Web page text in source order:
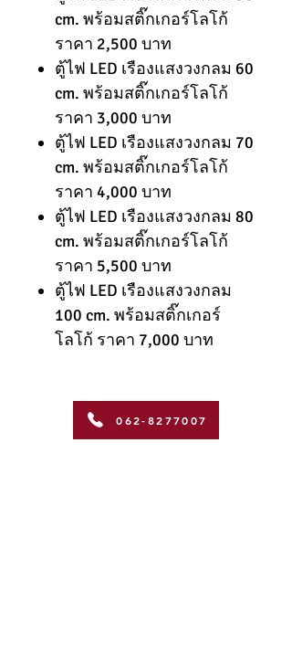
cm. พร้อมสติ๊กเกอร์โลโก้
ราคา 2,500 บาท
ตู้ไฟ LED เรืองแสงวงกลม 60
cm. พร้อมสติ๊กเกอร์โลโก้
ราคา 3,000 บาท
ตู้ไฟ LED เรืองแสงวงกลม 70
cm. พร้อมสติ๊กเกอร์โลโก้
ราคา 4,000 บาท
ตู้ไฟ LED เรืองแสงวงกลม 80
cm. พร้อมสติ๊กเกอร์โลโก้
ราคา 5,500 บาท
ตู้ไฟ LED เรืองแสงวงกลม
100 cm. พร้อมสติ๊กเกอร์
โลโก้ ราคา 7,000 บาท
062-8277007